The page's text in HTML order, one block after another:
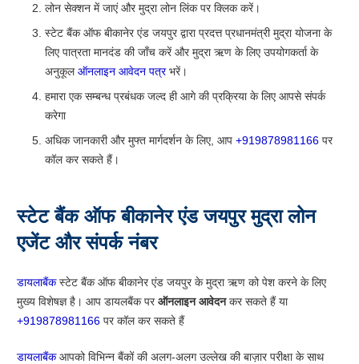
लोन सेक्शन में जाएं और मुद्रा लोन लिंक पर क्लिक करें।
स्टेट बैंक ऑफ बीकानेर एंड जयपुर द्वारा प्रदत्त प्रधानमंत्री मुद्रा योजना के
लिए पात्रता मानदंड की जाँच करें और मुद्रा ऋण के लिए उपयोगकर्ता के
अनुकूलऑनलाइन आवेदन पत्रभरें।
हमारा एक सम्बन्ध प्रबंधक जल्द ही आगे की प्रक्रिया के लिए आपसे संपर्क
करेगा
अधिक जानकारी और मुफ्त मार्गदर्शन के लिए, आप +919878981166 पर
कॉल कर सकते हैं।
स्टेट बैंक ऑफ बीकानेर एंड जयपुर मुद्रा लोन
एजेंट और संपर्क नंबर
डायलाबैंकस्टेट बैंक ऑफ बीकानेर एंड जयपुर के मुद्रा ऋण को पेश करने के लिए
मुख्य विशेषज्ञ है। आप डायलबैंक परऑनलाइन आवेदनकर सकते हैं या
+919878981166 पर कॉल कर सकते हैं
डायलाबैंकआपको विभिन्न बैंकों की अलग-अलग उल्लेख की बाज़ार परीक्षा के साथ